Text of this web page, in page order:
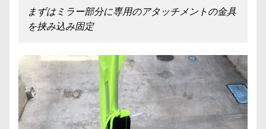
まずはミラー部分に専用のアタッチメントの金具
を挟み込み固定